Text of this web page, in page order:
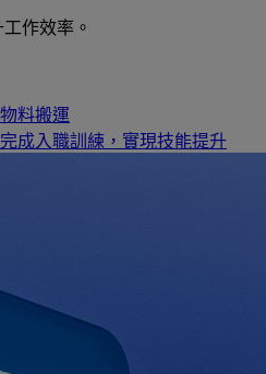
作效率。
料搬運
成入職訓練，實現技能提升